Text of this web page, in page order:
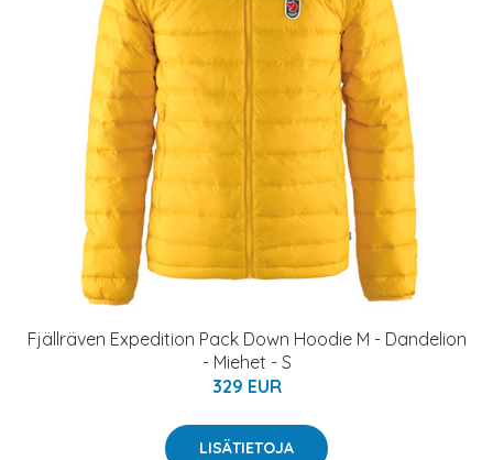
Fjällräven Expedition Pack Down Hoodie M - Dandelion
- Miehet - S
329 EUR
LISÄTIETOJA